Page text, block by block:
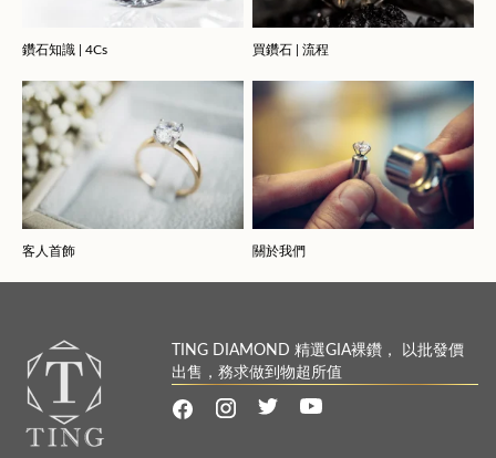
鑽石知識 | 4Cs 買鑽石 | 流程
客人首飾 關於我們
TING DIAMOND 精選GIA裸鑽， 以批發價
出售，務求做到物超所值